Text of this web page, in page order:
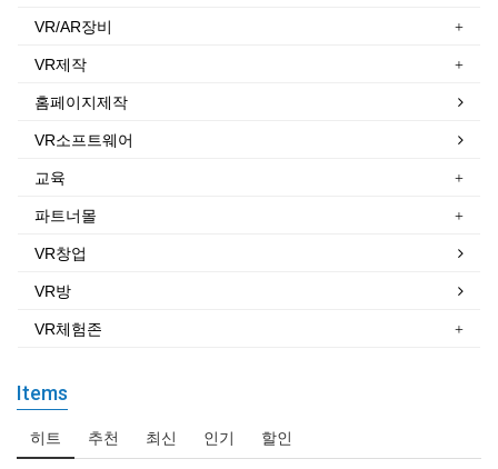
VR/AR장비
VR제작
홈페이지제작
VR소프트웨어
교육
파트너몰
VR창업
VR방
VR체험존
Items
히트 추천 최신 인기 할인